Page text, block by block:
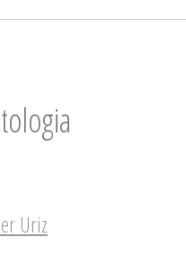
Uriz